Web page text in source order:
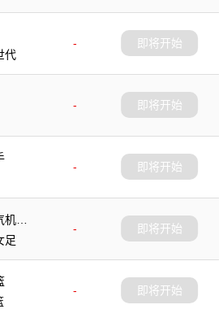
-
代
即将开始
-
即将开始
-
即将开始
女
-
足
即将开始
-
即将开始